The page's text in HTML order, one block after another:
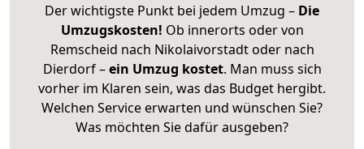
Der wichtigste Punkt bei jedem Umzug – Die
Umzugskosten! Ob innerorts oder von
Remscheid nach Nikolaivorstadt oder nach
Dierdorf –ein Umzug kostet. Man muss sich
vorher im Klaren sein, was das Budget hergibt.
Welchen Service erwarten und wünschen Sie?
Was möchten Sie dafür ausgeben?